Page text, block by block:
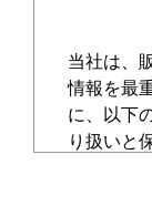
当社は、
情報を最
に、以下
り扱いと